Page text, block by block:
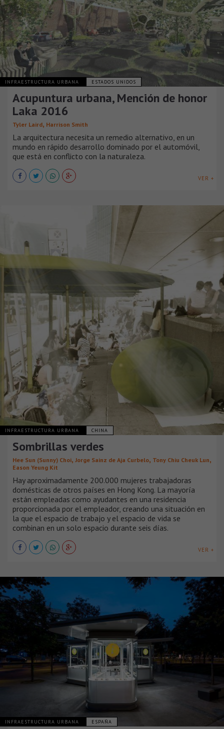
INFRAESTRUCTURA URBANA ESTADOS UNIDOS
Acupuntura urbana, Mención de honor
Laka 2016
Tyler Laird, Harrison Smith
La arquitectura necesita un remedio alternativo, en un
mundo en rápido desarrollo dominado por el automóvil,
que está en conflicto con la naturaleza.
VER +
INFRAESTRUCTURA URBANA CHINA
Sombrillas verdes
Hee Sun (Sunny) Choi, Jorge Sainz de Aja Curbelo, Tony Chiu Cheuk Lun,
Eason Yeung Kit
Hay aproximadamente 200.000 mujeres trabajadoras
domésticas de otros países en Hong Kong. La mayoría
están empleadas como ayudantes en una residencia
proporcionada por el empleador, creando una situación en
la que el espacio de trabajo y el espacio de vida se
combinan en un solo espacio durante seis días.
VER +
INFRAESTRUCTURA URBANA ESPAÑA